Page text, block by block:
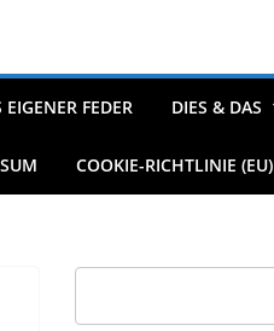
EIGENER FEDER DIES & DAS
COOKIE-RICHTLINIE (EU)